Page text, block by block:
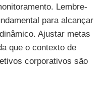
Lembre-
para alcançar
Ajustar metas
que o contexto de
corporativos são